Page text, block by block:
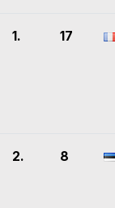
1. 17
2. 8